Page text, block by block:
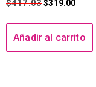
$417.03 $319.00
Añadir al carrito